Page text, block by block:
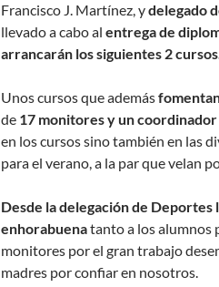
Francisco J. Martínez, ydelegado
llevado a cabo al entrega de
arrancarán los siguientes 2
Unos cursos que además
de 17 monitores y un coordinador
en los cursos sino también en las
para el verano, a la par que velan
Desde la delegación de Deportes
enhorabuenatanto a los alumnos
monitores por el gran trabajo
madres por confiar en nosotros.